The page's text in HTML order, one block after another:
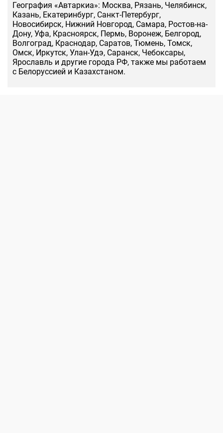
География «Автаркиа»: Москва, Рязань, Челябинск,
Казань, Екатеринбург, Санкт-Петербург,
Новосибирск, Нижний Новгород, Самара, Ростов-на-
Дону, Уфа, Красноярск, Пермь, Воронеж, Белгород,
Волгоград, Краснодар, Саратов, Тюмень, Томск,
Омск, Иркутск, Улан-Удэ, Саранск, Чебоксары,
Ярославль и другие города РФ, также мы работаем
с Белоруссией и Казахстаном.